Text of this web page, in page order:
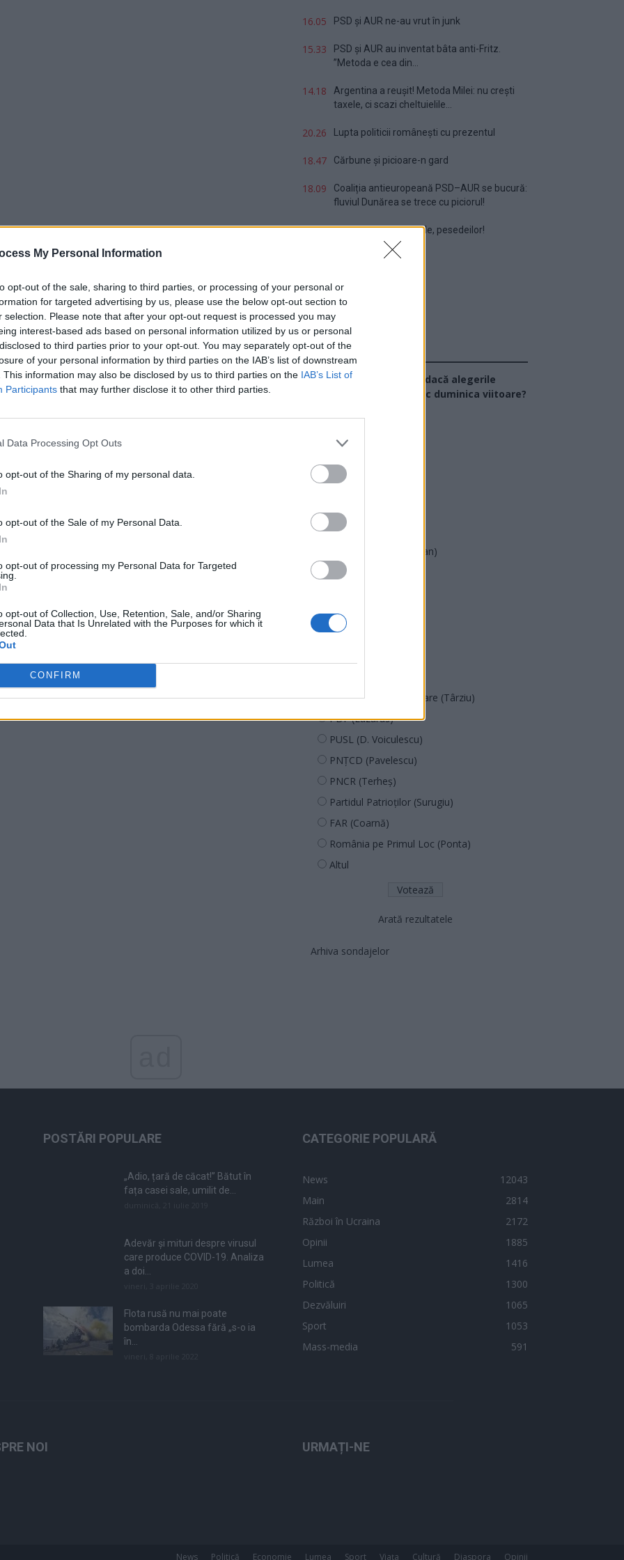
My Personal Information
opt-out of the sale, sharing to third parties, or processing of your personal or
for targeted advertising by us, please use the below opt-out section to
selection. Please note that after your opt-out request is processed you may
interest-based ads based on personal information utilized by us or personal
to third parties prior to your opt-out. You may separately opt-out of the
of your personal information by third parties on the IAB’s list of downstream
This information may also be disclosed by us to third parties on the IAB’s List of
Participants that may further disclose it to other third parties.
Data Processing Opt Outs
opt-out of the Sharing of my personal data.
opt-out of the Sale of my Personal Data.
opt-out of processing my Personal Data for Targeted
opt-out of Collection, Use, Retention, Sale, and/or Sharing
Data that Is Unrelated with the Purposes for which it
CONFIRM
16.05 PSD și AUR ne-au vrut în junk
15.33
PSD și AUR au inventat bâta anti-Fritz.
”Metoda e cea din...
14.18
Argentina a reușit! Metoda Milei: nu crești
taxele, ci scazi cheltuielile...
20.26 Lupta politicii românești cu prezentul
18.47 Cărbune și picioare-n gard
18.09
Coaliția antieuropeană PSD–AUR se bucură:
fluviul Dunărea se trece cu piciorul!
17.32 Vă veți blestema zilele, pesedeilor!
Sondaj
Ce partid ați vota dacă alegerile
parlamentare ar avea loc duminica viitoare?
PNL
PSD
PMP (Tomac)
Forța Dreptei (L. Orban)
PNȚMM
SENS
SOS (Șoșoacă)
Acțiunea Conservatoare (Târziu)
PDF (Lazarus)
PUSL (D. Voiculescu)
PNȚCD (Pavelescu)
PNCR (Terheș)
Partidul Patrioților (Surugiu)
FAR (Coarnă)
România pe Primul Loc (Ponta)
Altul
Arată rezultatele
Arhiva sondajelor
POSTĂRI POPULARE
„Adio, țară de căcat!” Bătut în
fața casei sale, umilit de...
Adevăr și mituri despre virusul
care produce COVID-19. Analiza
a doi...
Flota rusă nu mai poate
bombarda Odessa fără „s-o ia
în...
CATEGORIE POPULARĂ
News
12043
Main
2814
Război în Ucraina
2172
Opinii
1885
Lumea
1416
Politică
1300
Dezvăluiri
1065
Sport
1053
Mass-media
591
NOI URMAȚI-NE
News Politică Economie Lumea Sport Viața Cultură Diaspora Opinii